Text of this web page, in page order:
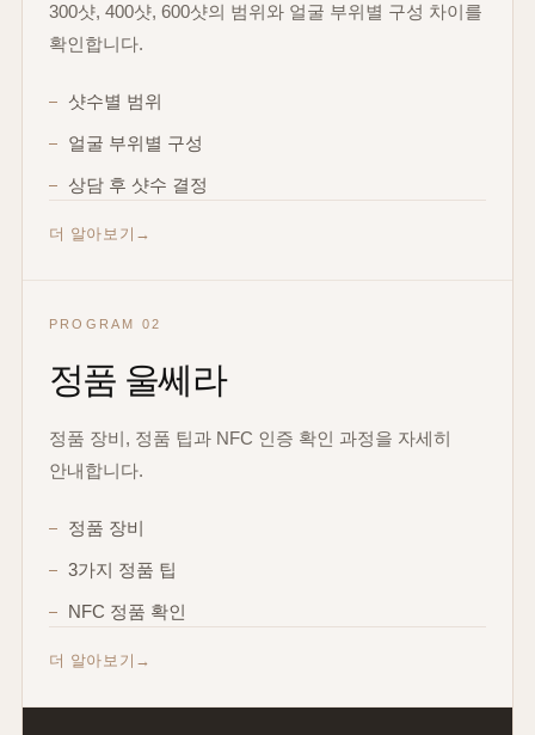
300샷, 400샷, 600샷의 범위와 얼굴 부위별 구성 차이를
확인합니다.
샷수별 범위
얼굴 부위별 구성
상담 후 샷수 결정
더 알아보기
PROGRAM 02
정품 울쎄라
정품 장비, 정품 팁과 NFC 인증 확인 과정을 자세히
안내합니다.
정품 장비
3가지 정품 팁
NFC 정품 확인
더 알아보기